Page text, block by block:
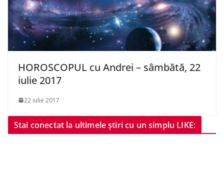
HOROSCOPUL cu Andrei – sâmbătă, 22
iulie 2017
22 iulie 2017
Stai conectat la ultimele știri cu un simplu LIKE: